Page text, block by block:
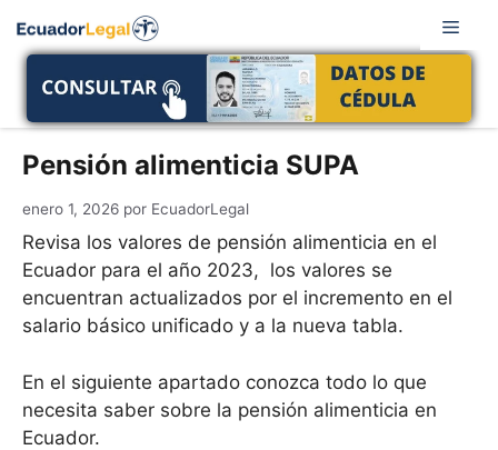
Pensión alimenticia SUPA
enero 1, 2026 por EcuadorLegal
Revisa los valores de pensión alimenticia en el
Ecuador para el año 2023, los valores se
encuentran actualizados por el incremento en el
salario básico unificado y a la nueva tabla.
En el siguiente apartado conozca todo lo que
necesita saber sobre la pensión alimenticia en
Ecuador.